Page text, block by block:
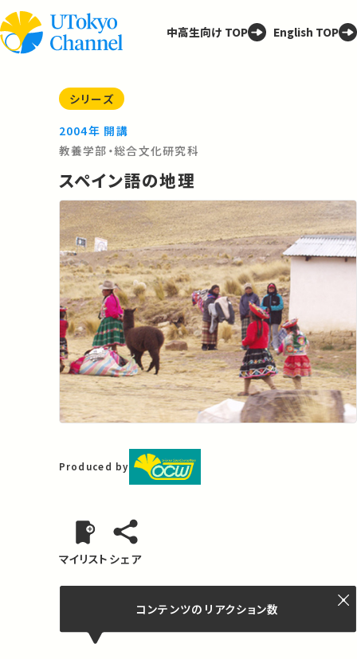
中高生向け TOP English TOP
シリーズ
2004年 開講
教養学部・総合文化研究科
スペイン語の地理
Produced by
マイリスト シェア
コンテンツの リアクション数